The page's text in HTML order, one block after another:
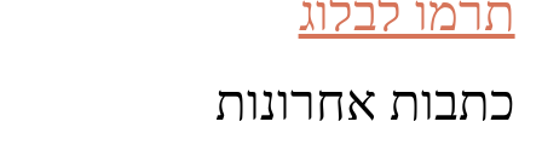
תרמו לבלוג
כתבות אחרונות